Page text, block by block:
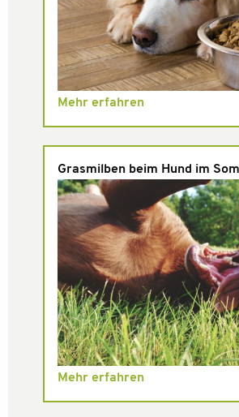
Mehr erfahren
Grasmilben beim Hund im
Mehr erfahren